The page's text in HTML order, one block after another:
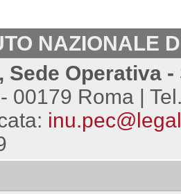
NAZIONALE
Sede Operativa
00179 Roma |